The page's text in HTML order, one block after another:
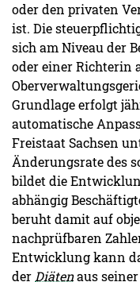
oder den privaten
ist. Die
sich am Niveau der
oder einer Richterin
Grundlage erfolgt
automatische
Freistaat Sachsen
Änderungsrate des
bildet die
abhängig
beruht damit auf
nachprüfbaren
Entwicklung kann
derDiätenaus